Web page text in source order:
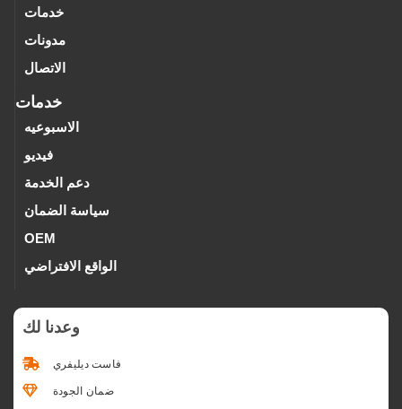
خدمات
مدونات
الاتصال
خدمات
الاسبوعيه
فيديو
دعم الخدمة
سياسة الضمان
OEM
الواقع الافتراضي
وعدنا لك
فاست ديليفري
ضمان الجودة